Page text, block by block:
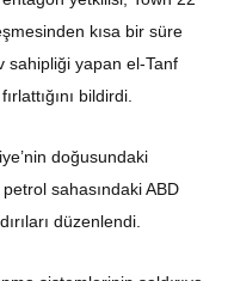
kısa bir süre
sahipliği yapan el-Tanf
bildirdi.
doğusundaki
sahasındaki ABD
düzenlendi.
sistemlerinin saldırıya